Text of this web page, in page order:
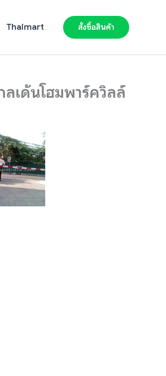
Thaimart สั่งซื้อสินค้า
เด้นโฮมพาร์ควิลล์